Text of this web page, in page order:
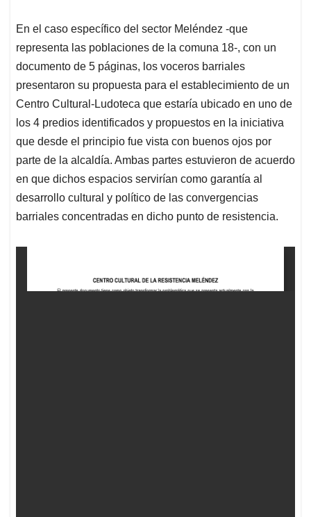
En el caso específico del sector Meléndez -que
representa las poblaciones de la comuna 18-, con un
documento de 5 páginas, los voceros barriales
presentaron su propuesta para el establecimiento de un
Centro Cultural-Ludoteca que estaría ubicado en uno de
los 4 predios identificados y propuestos en la iniciativa
que desde el principio fue vista con buenos ojos por
parte de la alcaldía. Ambas partes estuvieron de acuerdo
en que dichos espacios servirían como garantía al
desarrollo cultural y político de las convergencias
barriales concentradas en dicho punto de resistencia.